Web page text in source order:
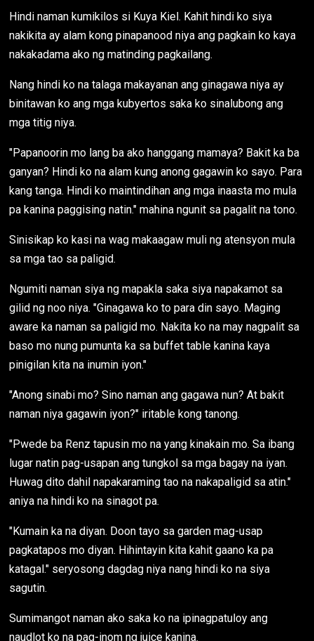
Hindi naman kumikilos si Kuya Kiel. Kahit hindi ko siya
nakikita ay alam kong pinapanood niya ang pagkain ko kaya
nakakadama ako ng matinding pagkailang.
Nang hindi ko na talaga makayanan ang ginagawa niya ay
binitawan ko ang mga kubyertos saka ko sinalubong ang
mga titig niya.
"Papanoorin mo lang ba ako hanggang mamaya? Bakit ka ba
ganyan? Hindi ko na alam kung anong gagawin ko sayo. Para
kang tanga. Hindi ko maintindihan ang mga inaasta mo mula
pa kanina paggising natin." mahina ngunit sa pagalit na tono.
Sinisikap ko kasi na wag makaagaw muli ng atensyon mula
sa mga tao sa paligid.
Ngumiti naman siya ng mapakla saka siya napakamot sa
gilid ng noo niya. "Ginagawa ko to para din sayo. Maging
aware ka naman sa paligid mo. Nakita ko na may nagpalit sa
baso mo nung pumunta ka sa buffet table kanina kaya
pinigilan kita na inumin iyon."
"Anong sinabi mo? Sino naman ang gagawa nun? At bakit
naman niya gagawin iyon?" iritable kong tanong.
"Pwede ba Renz tapusin mo na yang kinakain mo. Sa ibang
lugar natin pag-usapan ang tungkol sa mga bagay na iyan.
Huwag dito dahil napakaraming tao na nakapaligid sa atin."
aniya na hindi ko na sinagot pa.
"Kumain ka na diyan. Doon tayo sa garden mag-usap
pagkatapos mo diyan. Hihintayin kita kahit gaano ka pa
katagal." seryosong dagdag niya nang hindi ko na siya
sagutin.
Sumimangot naman ako saka ko na ipinagpatuloy ang
naudlot ko na pag-inom ng juice kanina.